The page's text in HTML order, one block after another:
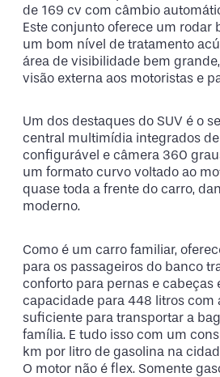
de 169 cv com câmbio
Este conjunto oferece um rodar
um bom nível de tratamento
área de visibilidade bem
visão externa aos motoristas e
Um dos destaques do SUV é o
central multimídia integrados de
configurável e câmera 360
um formato curvo voltado ao
quase toda a frente do carro,
moderno.
Como é um carro familiar,
para os passageiros do banco
conforto para pernas e cabeças
capacidade para 448 litros com
suficiente para transportar a
família. E tudo isso com um
km por litro de gasolina na
O motor não é flex. Somente